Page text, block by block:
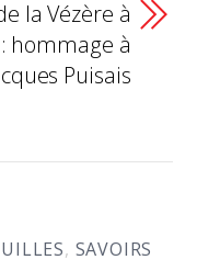
la Vézère à
hommage à
Puisais
, SAVOIRS